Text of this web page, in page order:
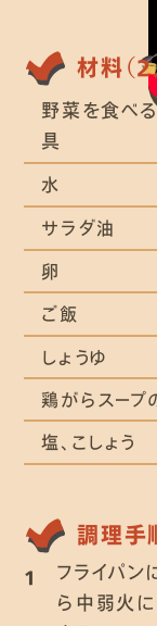
材料（2
野菜を食べ
具
水
サラダ油
卵
ご飯
しょうゆ
鶏がらスープ
塩、こしょう
調理手
1
フライパ
ら中弱火